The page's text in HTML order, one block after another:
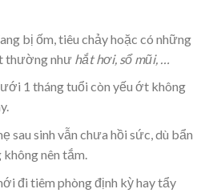
bị ốm, tiêu chảy hoặc có những
thường như hắt hơi, sổ mũi, …
1 tháng tuổi còn yếu ớt không
sau sinh vẫn chưa hồi sức, dù bẩn
nên tắm.
đi tiêm phòng định kỳ hay tẩy